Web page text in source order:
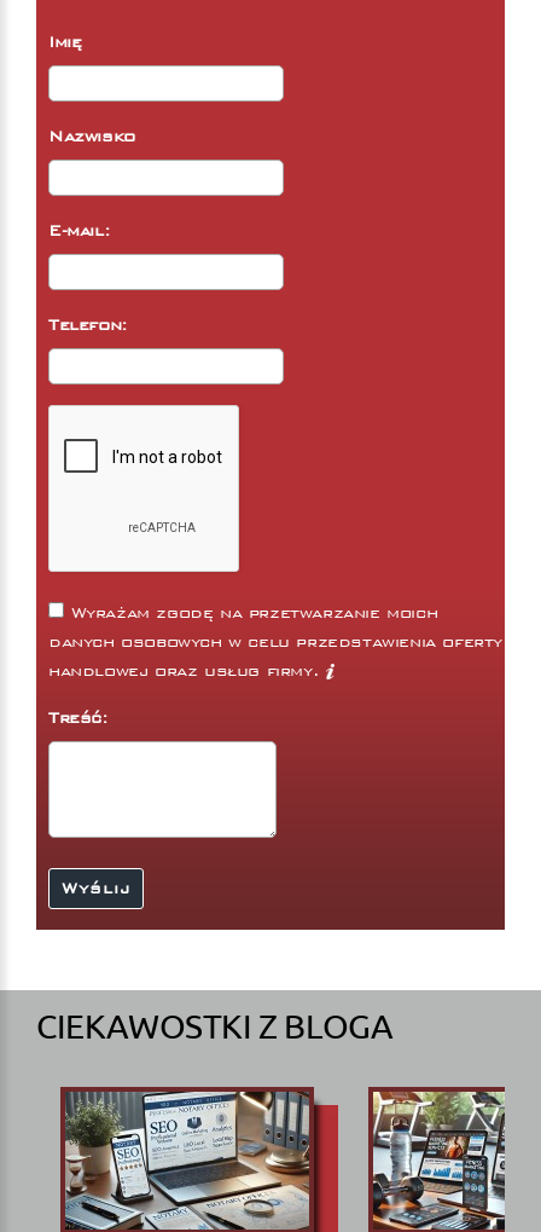
Imię
Nazwisko
E-mail:
Telefon:
Wyrażam zgodę na przetwarzanie moich
danych osobowych w celu przedstawienia oferty
handlowej oraz usług firmy.
Treść:
CIEKAWOSTKI Z BLOGA